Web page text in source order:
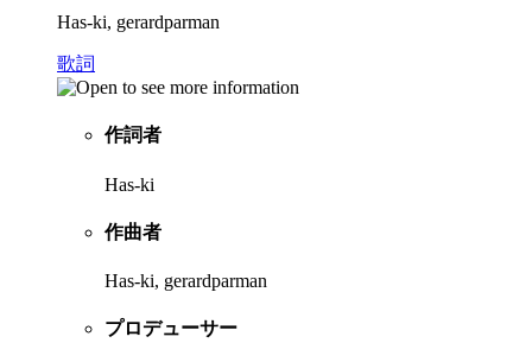
Has-ki, gerardparman
歌詞
作詞者
Has-ki
作曲者
Has-ki, gerardparman
プロデューサー